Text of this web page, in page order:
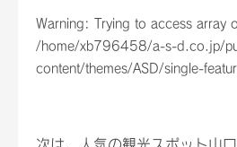
Warning : Trying to access array
/home/xb796458/a-s-d.co.jp/
content/themes/ASD/single-